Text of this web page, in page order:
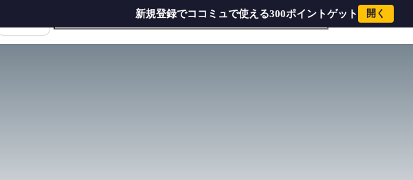
新規登録でココミュで使える300ポイントゲット
開く